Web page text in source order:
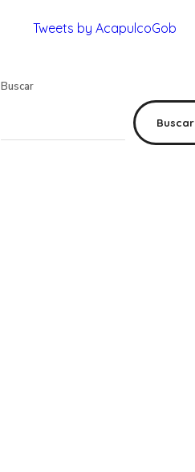
Tweets by AcapulcoGob
Buscar
Buscar